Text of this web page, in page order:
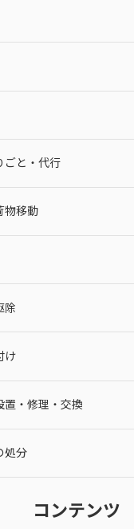
ごと・代行
物移動
除
け
置・修理・交換
処分
コンテンツ